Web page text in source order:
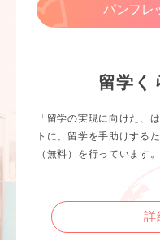
パンフレ
留学く
「留学の実現に向けた、
トに、留学を手助けする
（無料）を行っています。
詳